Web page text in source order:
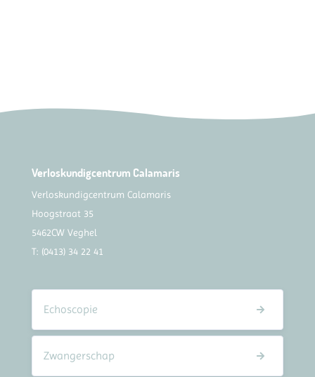
Verloskundigcentrum Calamaris
Verloskundigcentrum Calamaris
Hoogstraat 35
5462CW Veghel
T: (0413) 34 22 41
Echoscopie
Zwangerschap